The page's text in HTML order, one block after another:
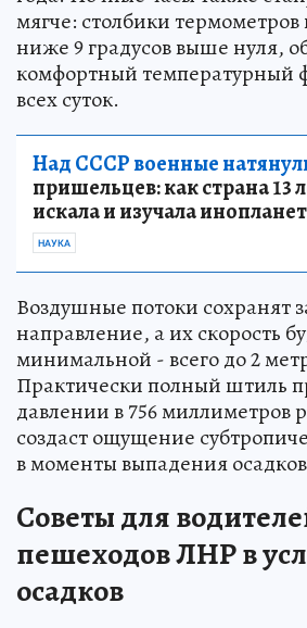
мягче: столбики термометров
ниже 9 градусов выше нуля,
комфортный температурный
всех суток.
Над СССР военные
пришельцев: как страна 13
искала и изучала
НАУКА
Воздушные потоки сохранят
направление, а их скорость
минимальной - всего до 2
Практически полный штиль
давлении в 756 миллиметров
создаст ощущение
в моменты выпадения
Советы для
пешеходов ЛНР в
осадков